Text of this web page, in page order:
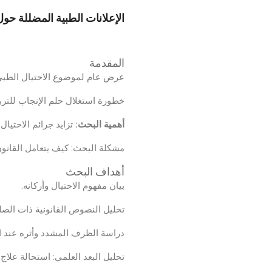
الإعلانات الطبية المضللة
المقدمة
عرض عام لموضوع الاحتيال
خطورة استغلال حلم الإنجاب
أهمية البحث: تزايد جرائم
مشكلة البحث: كيف يتعامل
أهداف البحث
بيان مفهوم الاحتيال وأركانه.
تحليل النصوص القانونية ذات
دراسة الظرف المشدد وأثره عند
تحليل البعد العلمي: استحالة